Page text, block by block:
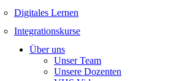
Digitales Lernen
Integrationskurse
Über uns
Unser Team
Unsere Dozenten